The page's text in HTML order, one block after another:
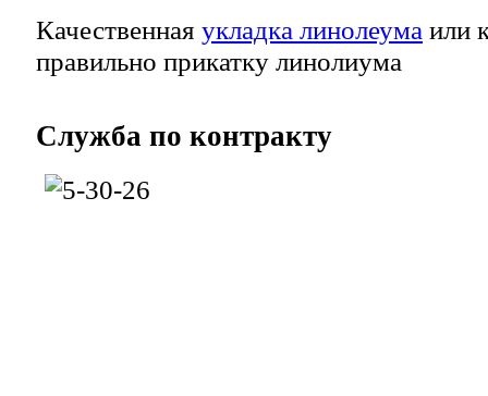
Качественная укладка линолеума или
правильно прикатку линолиума
Служба по контракту